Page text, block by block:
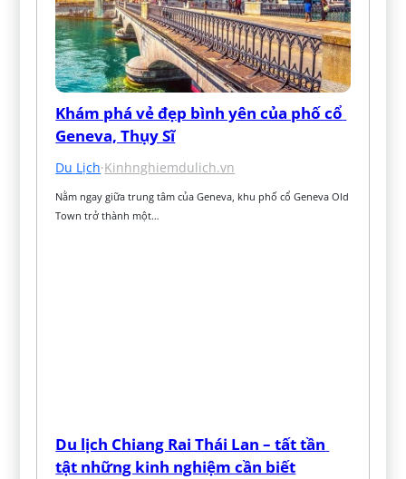
Khám phá vẻ đẹp bình yên của phố cổ
Geneva, Thụy Sĩ
Du Lịch·Kinhnghiemdulich.vn
Nằm ngay giữa trung tâm của Geneva, khu phố cổ Geneva Old
Town trở thành một…
Du lịch Chiang Rai Thái Lan – tất tần
tật những kinh nghiệm cần biết